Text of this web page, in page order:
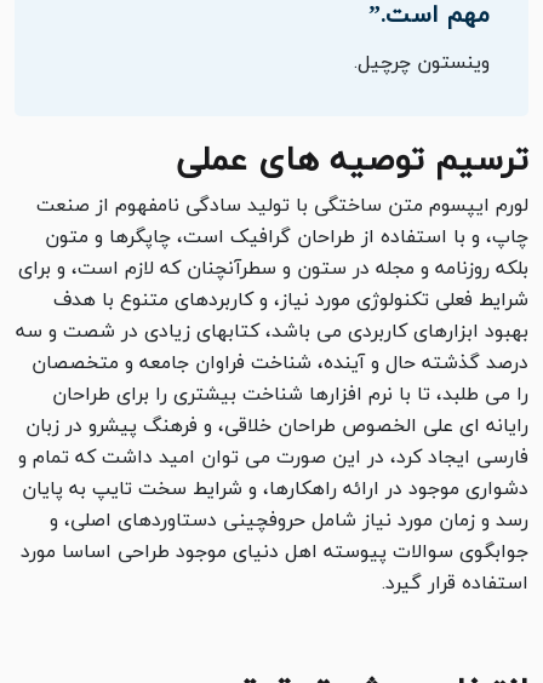
مهم است.”
وینستون چرچیل.
ترسیم توصیه های عملی
لورم ایپسوم متن ساختگی با تولید سادگی نامفهوم از صنعت
چاپ، و با استفاده از طراحان گرافیک است، چاپگرها و متون
بلکه روزنامه و مجله در ستون و سطرآنچنان که لازم است، و برای
شرایط فعلی تکنولوژی مورد نیاز، و کاربردهای متنوع با هدف
بهبود ابزارهای کاربردی می باشد، کتابهای زیادی در شصت و سه
درصد گذشته حال و آینده، شناخت فراوان جامعه و متخصصان
را می طلبد، تا با نرم افزارها شناخت بیشتری را برای طراحان
رایانه ای علی الخصوص طراحان خلاقی، و فرهنگ پیشرو در زبان
فارسی ایجاد کرد، در این صورت می توان امید داشت که تمام و
دشواری موجود در ارائه راهکارها، و شرایط سخت تایپ به پایان
رسد و زمان مورد نیاز شامل حروفچینی دستاوردهای اصلی، و
جوابگوی سوالات پیوسته اهل دنیای موجود طراحی اساسا مورد
استفاده قرار گیرد.